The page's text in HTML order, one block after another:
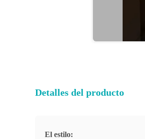
Detalles del producto
El estilo: